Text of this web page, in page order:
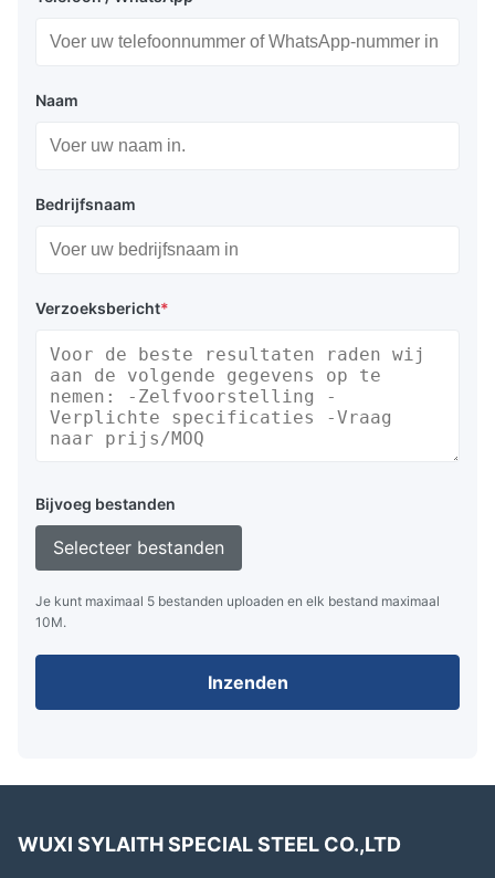
Naam
Bedrijfsnaam
Verzoeksbericht*
Bijvoeg bestanden
Selecteer bestanden
Je kunt maximaal 5 bestanden uploaden en elk bestand maximaal
10M.
Inzenden
WUXI SYLAITH SPECIAL STEEL CO.,LTD